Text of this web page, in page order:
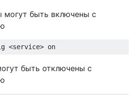
могут быть включены с
быть отключены с